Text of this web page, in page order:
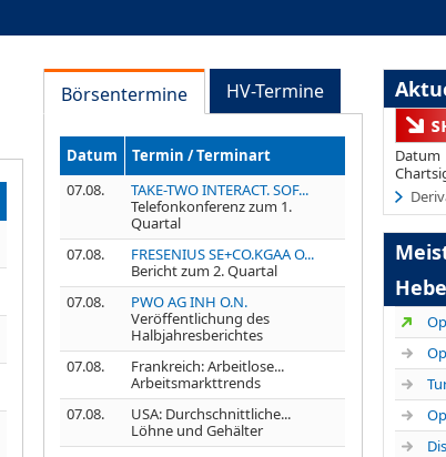
Börsentermine HV-Termine
Datum
Termin / Terminart
07.08.
TAKE-TWO INTERACT. SOF...
Telefonkonferenz zum 1.
Quartal
07.08.
FRESENIUS SE+CO.KGAA O...
Bericht zum 2. Quartal
07.08.
PWO AG INH O.N.
Veröffentlichung des
Halbjahresberichtes
07.08.
Frankreich: Arbeitlose...
Arbeitsmarkttrends
07.08.
USA: Durchschnittliche...
Löhne und Gehälter
Datum